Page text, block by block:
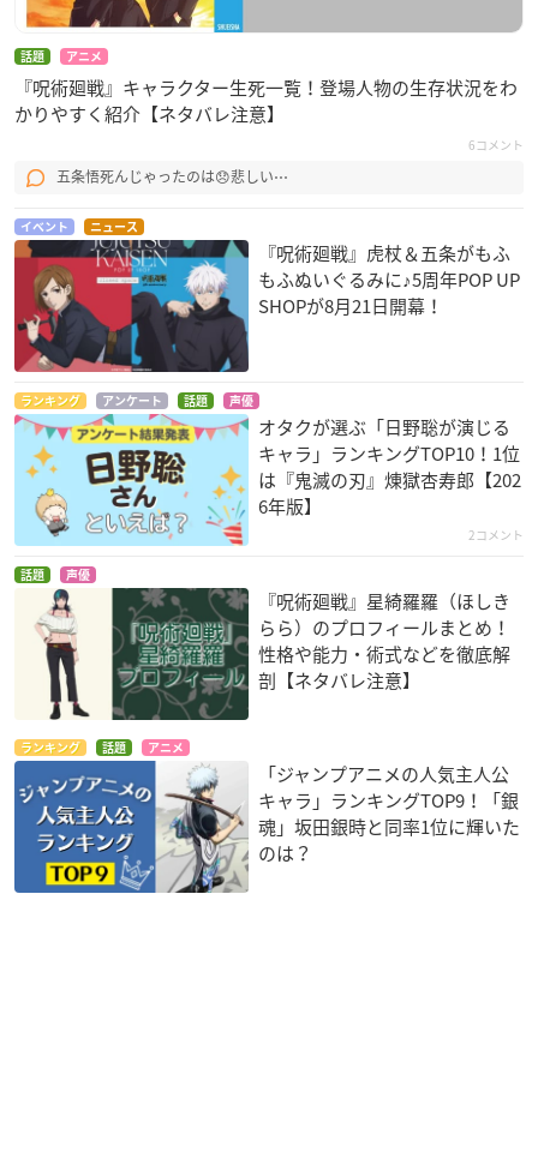
話題 アニメ
『呪術廻戦』キャラクター生死一覧！登場人物の生存状況をわ
かりやすく紹介【ネタバレ注意】
6コメント
五条悟死んじゃったのは😞悲しい⋯
イベント ニュース
『呪術廻戦』虎杖＆五条がもふ
もふぬいぐるみに♪5周年POP UP
SHOPが8月21日開幕！
ランキング アンケート 話題 声優
オタクが選ぶ「日野聡が演じる
キャラ」ランキングTOP10！1位
は『鬼滅の刃』煉󠄁獄杏寿郎【202
6年版】
2コメント
話題 声優
『呪術廻戦』星綺羅羅（ほしき
らら）のプロフィールまとめ！
性格や能力・術式などを徹底解
剖【ネタバレ注意】
ランキング 話題 アニメ
「ジャンプアニメの人気主人公
キャラ」ランキングTOP9！「銀
魂」坂田銀時と同率1位に輝いた
のは？